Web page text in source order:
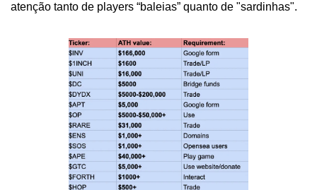
atenção tanto de players “baleias” quanto de "sardinhas".